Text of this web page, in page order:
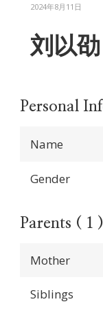
2024年8月11日
刘以
Personal
Name
Gender
Parents ( 1 )
Mother
Siblings